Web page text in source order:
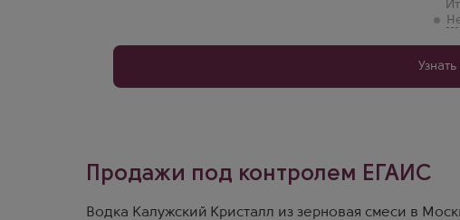
Продажи под контролем ЕГАИС
Водка Калужский Кристалл из зерновая смеси в